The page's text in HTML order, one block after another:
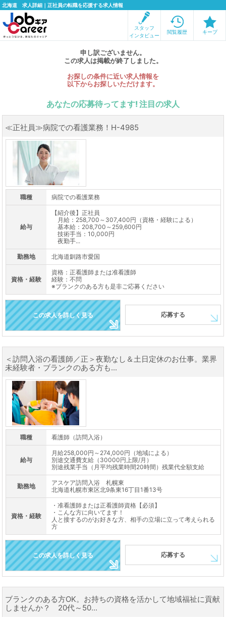
北海道 求人詳細｜正社員の転職を応援する求人情報
スタッフ
インタビュー
閲覧履歴 キープ
申し訳ございません。
この求人は掲載が終了しました。
お探しの条件に近い求人情報を
以下からお探しいただけます。
あなたの応募待ってます! 注目の求人
≪正社員≫病院での看護業務！H-4985
職種 病院での看護業務
給与
【紹介後】正社員
月給：258,700～307,400円（資格・経験による）
基本給：208,700～259,600円
技術手当：10,000円
夜勤手...
勤務地 北海道釧路市愛国
資格・経験
資格：正看護師または准看護師
経験：不問
※ブランクのある方も是非ご応募ください
この求人を詳しく見る 応募する
＜訪問入浴の看護師／正＞夜勤なし＆土日定休のお仕事。業界
未経験者・ブランクのある方も...
職種 看護師（訪問入浴）
給与
月給258,000円～274,000円（地域による）
別途交通費支給（30000円上限/月）
別途残業手当（月平均残業時間20時間）残業代全額支給
勤務地
アスケア訪問入浴 札幌東
北海道札幌市東区北9条東16丁目1番13号
資格・経験
・准看護師または正看護師資格【必須】
・こんな方に向いてます！
人と接するのがお好きな方、相手の立場に立って考えられる
方
この求人を詳しく見る 応募する
ブランクのある方OK。お持ちの資格を活かして地域福祉に貢献
しませんか？ 20代～50...